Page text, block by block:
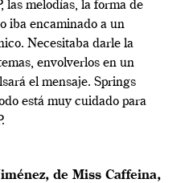
las melodías, la forma de
iba encaminado a un
Necesitaba darle la
envolverlos en un
el mensaje. Springs
está muy cuidado para
de Miss Caffeina,